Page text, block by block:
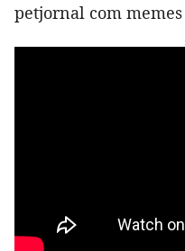
petjornal com memes